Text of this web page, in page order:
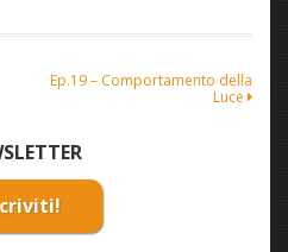
Ep.19 – Comportamento della
Luce